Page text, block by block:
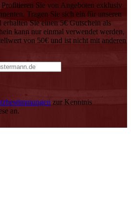
Profitieren Sie von Angeboten exklusiv
Tragen Sie sich ein für unseren
Sie einen 5€ Gutschein als
kann nur einmal verwendet werden,
von 50€ und ist nicht mit anderen
zur Kenntnis
an.